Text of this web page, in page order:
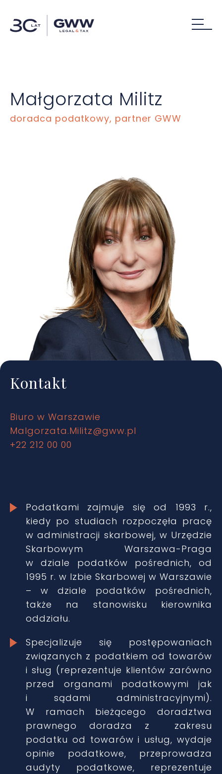
Małgorzata Militz
doradca podatkowy, partner GWW
Kontakt
Biuro w Warszawie
Malgorzata.Militz@gww.pl
+22 212 00 00
Podatkami zajmuje się od 1993 r.,
kiedy po studiach rozpoczęła pracę
w administracji skarbowej, w Urzędzie
Skarbowym Warszawa-Praga
w dziale podatków pośrednich, od
1995 r. w Izbie Skarbowej w Warszawie
– w dziale podatków pośrednich,
także na stanowisku kierownika
oddziału.
Specjalizuje się postępowaniach
związanych z podatkiem od towarów
i sług (reprezentuje klientów zarówno
przed organami podatkowymi jak
i sądami administracyjnymi).
W ramach bieżącego doradztwa
prawnego doradza z zakresu
podatku od towarów i usług, wydaje
opinie podatkowe, przeprowadza
audyty podatkowe, reprezentuje